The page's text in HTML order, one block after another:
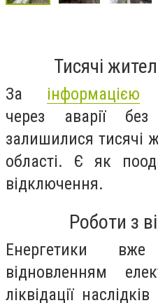
Тисячі
За інформацією
через аварії без
залишилися тисячі
області. Є як
відключення.
Роботи з
Енергетики
відновленням
ліквідації